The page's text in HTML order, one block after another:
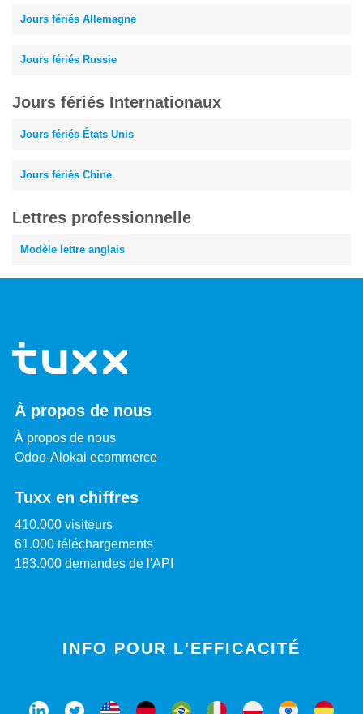
Jours fériés Allemagne
Jours fériés Russie
Jours fériés Internationaux
Jours fériés États Unis
Jours fériés Chine
Lettres professionnelle
Modèle lettre anglais
À propos de nous
À propos de nous
Odoo-Alokai ecommerce
Tuxx en chiffres
410.000 visiteurs
61.000 téléchargements
183.000 demandes de l'API
INFO POUR L'EFFICACITÉ